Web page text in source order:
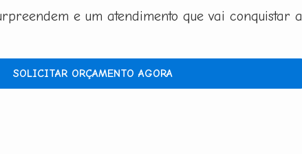
e um atendimento que vai conquistar a
SOLICITAR ORÇAMENTO AGORA